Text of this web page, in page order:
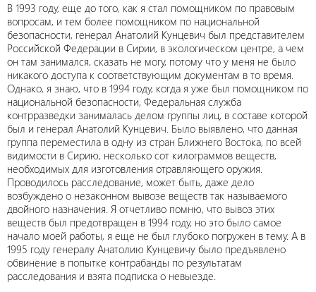
В 1993 году, еще до того, как я стал помощником по правовым
вопросам, и тем более помощником по национальной
безопасности, генерал Анатолий Кунцевич был представителем
Российской Федерации в Сирии, в экологическом центре, а чем
он там занимался, сказать не могу, потому что у меня не было
никакого доступа к соответствующим документам в то время.
Однако, я знаю, что в 1994 году, когда я уже был помощником по
национальной безопасности, Федеральная служба
контрразведки занималась делом группы лиц, в составе которой
был и генерал Анатолий Кунцевич. Было выявлено, что данная
группа переместила в одну из стран Ближнего Востока, по всей
видимости в Сирию, несколько сот килограммов веществ,
необходимых для изготовления отравляющего оружия.
Проводилось расследование, может быть, даже дело
возбуждено о незаконном вывозе веществ так называемого
двойного назначения. Я отчетливо помню, что вывоз этих
веществ был предотвращен в 1994 году, но это было самое
начало моей работы, я еще не был глубоко погружен в тему. А в
1995 году генералу Анатолию Кунцевичу было предъявлено
обвинение в попытке контрабанды по результатам
расследования и взята подписка о невыезде.